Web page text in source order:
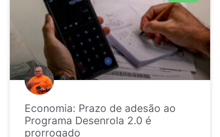
Economia: Prazo de adesão ao
Programa Desenrola 2.0 é
prorrogado